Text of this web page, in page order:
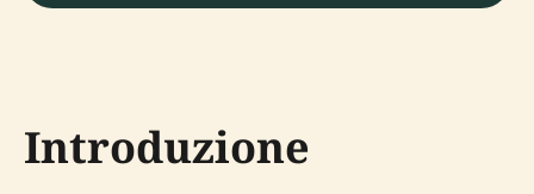
Introduzione